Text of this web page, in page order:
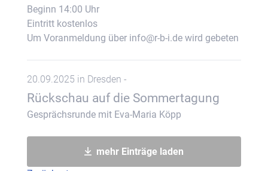
Beginn 14:00 Uhr
Eintritt kostenlos
Um Voranmeldung über info@r-b-i.de wird gebeten
20.09.2025 in Dresden -
Rückschau auf die Sommertagung
Gesprächsrunde mit Eva-Maria Köpp
mehr Einträge laden